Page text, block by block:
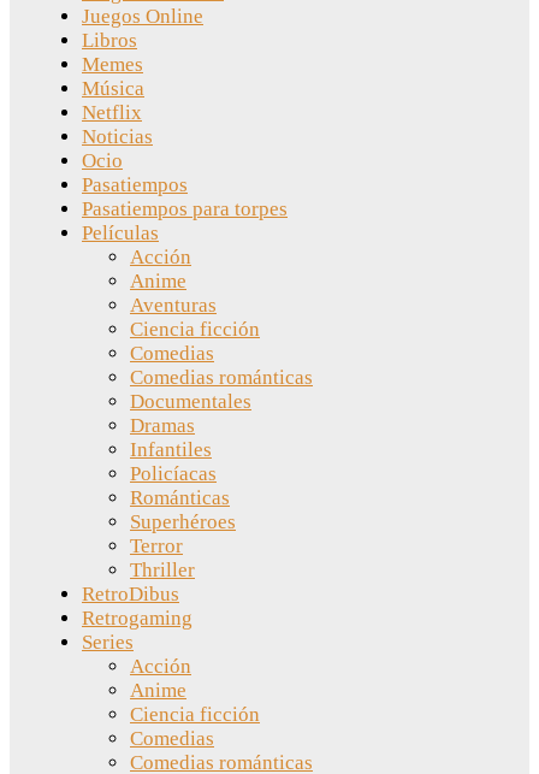
Juegos Online
Libros
Memes
Música
Netflix
Noticias
Ocio
Pasatiempos
Pasatiempos para torpes
Películas
Acción
Anime
Aventuras
Ciencia ficción
Comedias
Comedias románticas
Documentales
Dramas
Infantiles
Policíacas
Románticas
Superhéroes
Terror
Thriller
RetroDibus
Retrogaming
Series
Acción
Anime
Ciencia ficción
Comedias
Comedias románticas